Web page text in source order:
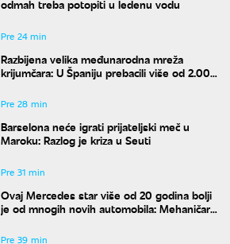
odmah treba potopiti u ledenu vodu
Pre 24 min
Razbijena velika međunarodna mreža
krijumčara: U Španiju prebacili više od 2.000
Pre 28 min
Barselona neće igrati prijateljski meč u
Maroku: Razlog je kriza u Seuti
Pre 31 min
Ovaj Mercedes star više od 20 godina bolji
je od mnogih novih automobila: Mehaničar
Pre 39 min